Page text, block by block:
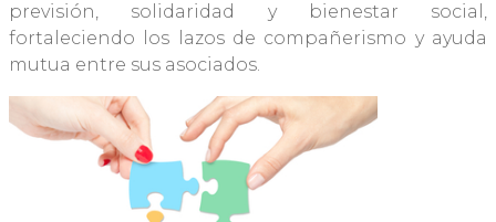
previsión, solidaridad y bienestar social,
fortaleciendo los lazos de compañerismo y ayuda
mutua entre sus asociados.